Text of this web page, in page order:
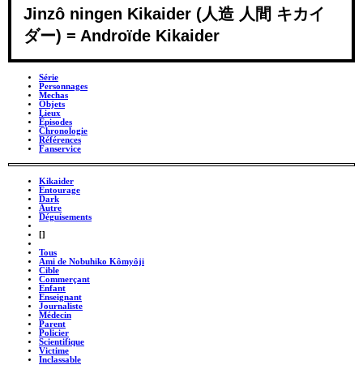
Jinzô ningen Kikaider (人造 人間 キカイ
ダー) = Androïde Kikaider
Série
Personnages
Mechas
Objets
Lieux
Épisodes
Chronologie
Références
Fanservice
Kikaider
Entourage
Dark
Autre
Déguisements
[]
Tous
Ami de Nobuhiko Kômyôji
Cible
Commerçant
Enfant
Enseignant
Journaliste
Médecin
Parent
Policier
Scientifique
Victime
Inclassable